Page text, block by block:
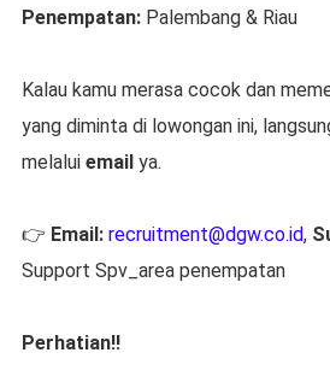
Penempatan: Palembang & Riau
Kalau kamu merasa cocok dan
yang diminta di lowongan ini,
melalui email ya.
👉 Email: recruitment@dgw.co.id,
Support Spv_area penempatan
Perhatian!!